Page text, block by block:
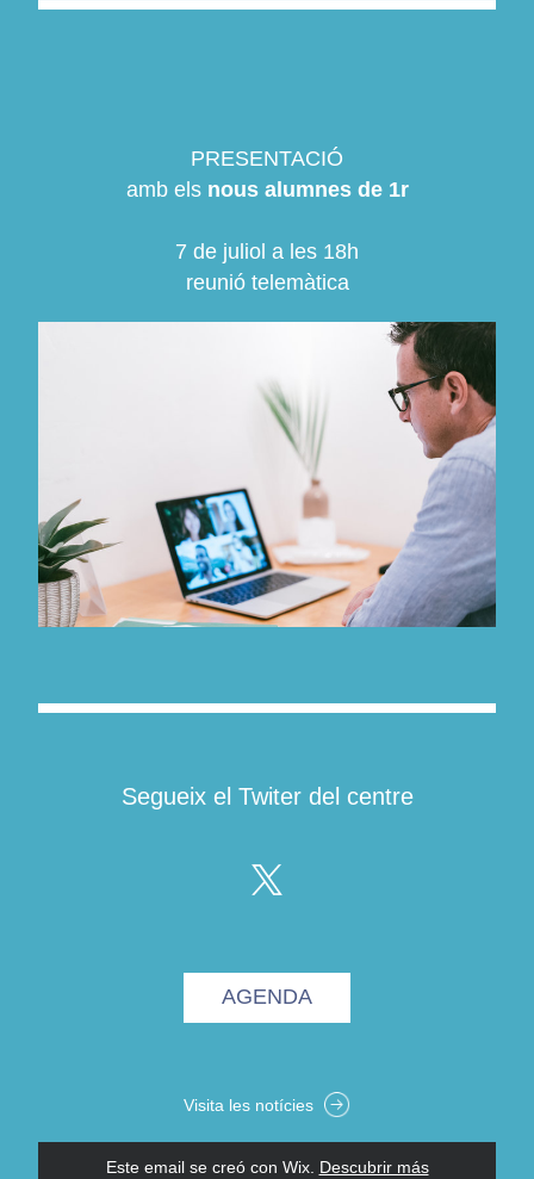
PRESENTACIÓ
amb els nous alumnes de 1r
7 de juliol a les 18h
reunió telemàtica
Segueix el Twiter del centre
AGENDA
Visita les notícies
Este email se creó con Wix. Descubrir más